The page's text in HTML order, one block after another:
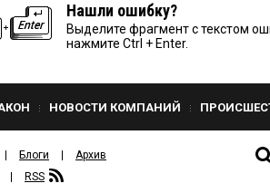
Нашли ошибку?
Выделите фрагмент с текстом
нажмите Ctrl + Enter.
НОВОСТИ КОМПАНИЙ
Блоги
Архив
RSS